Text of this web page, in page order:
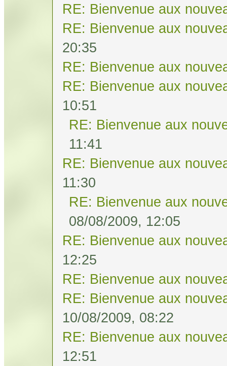
RE: Bienvenue aux
RE: Bienvenue aux
20:35
RE: Bienvenue aux
RE: Bienvenue aux
10:51
RE: Bienvenue aux
11:41
RE: Bienvenue aux
11:30
RE: Bienvenue aux
08/08/2009, 12:05
RE: Bienvenue aux
12:25
RE: Bienvenue aux
RE: Bienvenue aux
10/08/2009, 08:22
RE: Bienvenue aux
12:51